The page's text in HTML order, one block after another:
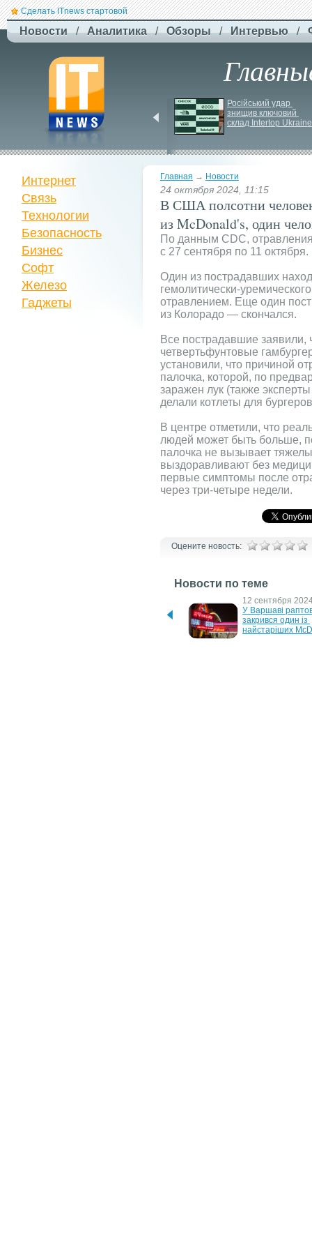
Сделать ITnews стартовой
Новости / Аналитика / Обзоры / Интервью /
серію міських квестів
маршрутами трамваїв
Російський удар
знищив ключовий
склад Intertop Ukraine
Главная → Новости
24 октября 2024, 11:15
В США полсотни
из McDonald's, один
По данным CDC,
с 27 сентября по 11 октября.
Один из пострадавших
гемолитически-
отравлением. Еще один
из Колорадо — скончался.
Все пострадавшие заявили,
четвертьфунтовые
установили, что причиной
палочка, которой, по
заражен лук (также
делали котлеты для
В центре отметили, что
людей может быть больше,
палочка не вызывает
выздоравливают без
первые симптомы после
через три-четыре недели.
Оцените новость:
Новости по теме
12 сентября
У Варшаві
закрився один із
найстаріших
Интернет
Связь
Технологии
Безопасность
Бизнес
Софт
Железо
Гаджеты